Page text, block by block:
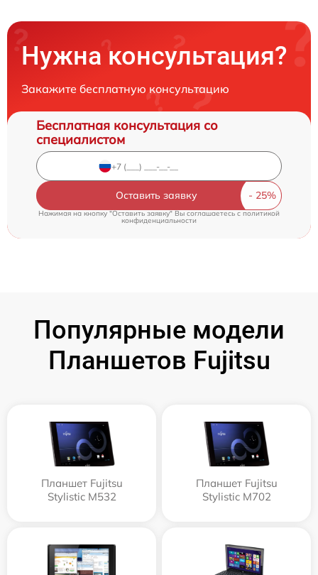
Нужна консультация?
Закажите бесплатную консультацию
Бесплатная консультация со
специалистом
Оставить заявку
Нажимая на кнопку "Оставить заявку" Вы соглашаетесь c политикой
конфиденциальности
Популярные модели
Планшетов Fujitsu
Планшет Fujitsu
Stylistic M532
Планшет Fujitsu
Stylistic M702